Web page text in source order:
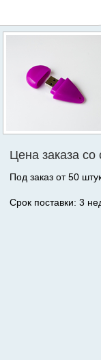
Цена заказа со
Под заказ от 50
Срок поставки: 3